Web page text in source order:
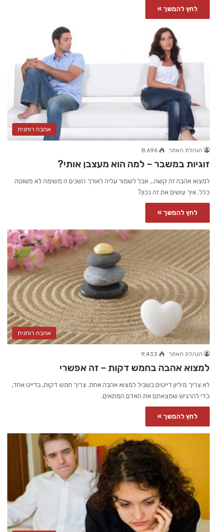
לחץ להמשך »
אהבה רוחנית
הנהלת האתר 8,696
זוגיות במשבר – למה הוא מעצבן אותי?
למצוא אהבה זה קשה... אבל לשמור עליה לאורך השנים זו משימה לא פשוטה
כלל. איך עושים את זה נכון?
לחץ להמשך »
אהבה רוחנית
הנהלת האתר 9,433
למצוא אהבה בחמש דקות – זה אפשרי
לא צריך מיליון דייטים בשביל למצוא אהבה אחת. צריך חמש דקות, בדייט אחד,
כדי להרגיש שמצאתם את האדם המתאים.
לחץ להמשך »